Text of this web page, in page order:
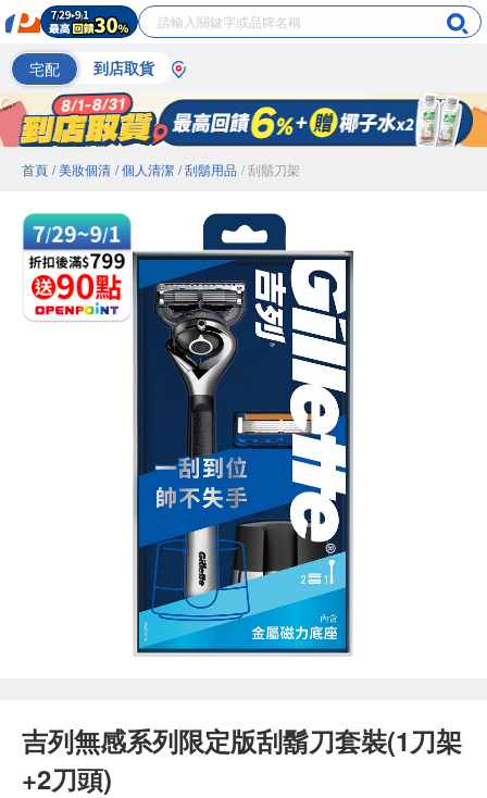
宅配 到店取貨
首頁 / 美妝個清 / 個人清潔 / 刮鬍用品 / 刮鬍刀架
吉列無感系列限定版刮鬍刀套裝(1刀架
+2刀頭)